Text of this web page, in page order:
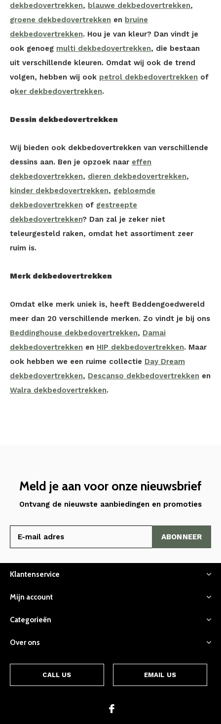
dekbedovertrekken, blauwe dekbedovertrekken,
groene dekbedovertrekken en bruine
dekbedovertrekken. Hou je van kleur? Dan vindt je
ook genoeg multi dekbedovertrekken, die bestaan
uit verschillende kleuren. Omdat wij ook de trend
volgen, hebben wij ook petrol dekbedovertrekken of
oker dekbedovertrekken.
Dessin dekbedovertrekken
Wij bieden ook dekbedovertrekken van verschillende
dessins aan. Ben je opzoek naar effen
dekbedovertrekken, dieren dekbedovertrekken,
kinder dekbedovertrekken, gebloemde
dekbedovertrekken of gestreepte
dekbedovertrekken? Dan zal je zeker niet
teleurgesteld raken, omdat het assortiment zeer
ruim is.
Merk dekbedovertrekken
Omdat elke merk uniek is, heeft Beddengoedwereld
meer dan 20 verschillende merken. Zo vindt je bij ons
Beddinghouse dekbedovertrekken, Damai
dekbedovertrekken en HIP dekbedovertrekken. Maar
ook hebben we een ruime collectie Day Dream
dekbedovertrekken, Descanso dekbedovertrekken en
Walra dekbedovertrekken.
Meld je aan voor onze nieuwsbrief
Ontvang de nieuwste aanbiedingen en promoties
ABONNEER
Klantenservice
Mijn account
Categorieën
Over ons
CALL US EMAIL US